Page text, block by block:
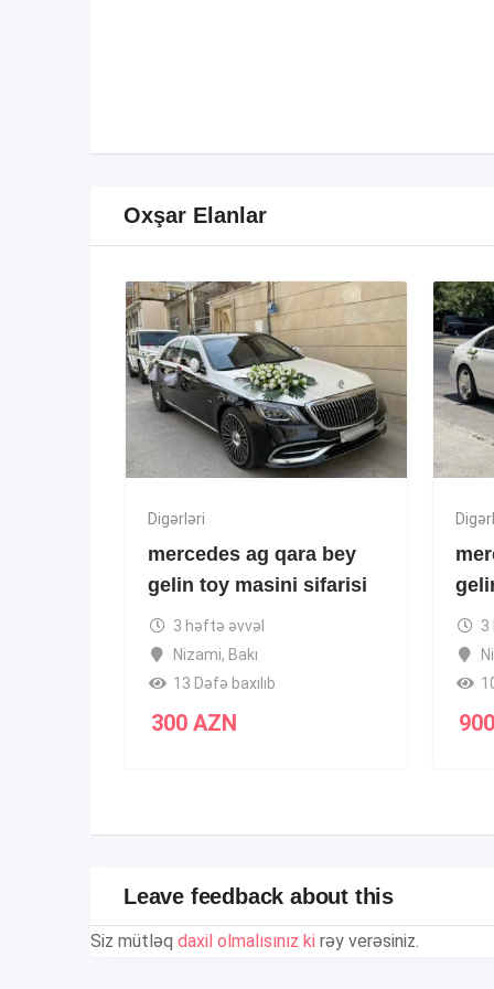
Oxşar Elanlar
Digərləri
mercedes ag qara bey
gelin toy masini sifarisi
3 həftə əvvəl
Nizami, Bakı
13 Dəfə baxılıb
300 AZN
3
Leave feedback about this
Siz mütləq daxil olmalısınız ki rəy verəsiniz.